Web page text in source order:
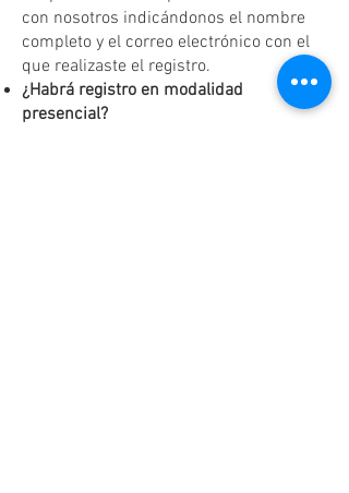
con nosotros indicándonos el nombre
completo y el correo electrónico con el
que realizaste el registro.
¿Habrá registro en modalidad
presencial?